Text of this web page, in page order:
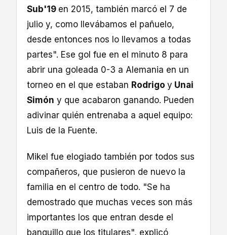
Sub'19 en 2015, también marcó el 7 de
julio y, como llevábamos el pañuelo,
desde entonces nos lo llevamos a todas
partes". Ese gol fue en el minuto 8 para
abrir una goleada 0-3 a Alemania en un
torneo en el que estaban Rodrigo y Unai
Simón y que acabaron ganando. Pueden
adivinar quién entrenaba a aquel equipo:
Luis de la Fuente.
Mikel fue elogiado también por todos sus
compañeros, que pusieron de nuevo la
familia en el centro de todo. "Se ha
demostrado que muchas veces son más
importantes los que entran desde el
banquillo que los titulares", explicó